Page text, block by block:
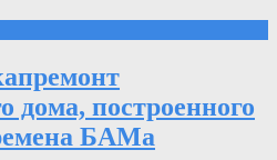
дома, построенного
БАМа